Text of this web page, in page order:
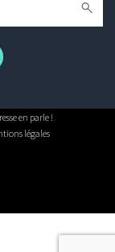
en parle !
légales